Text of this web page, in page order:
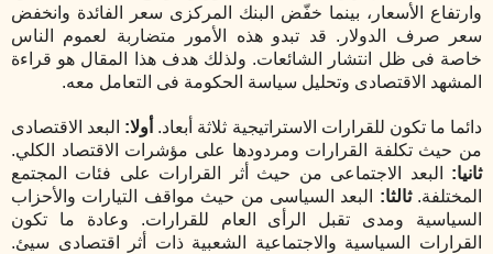
وارتفاع الأسعار، بينما خفّض البنك المركزى سعر الفائدة وانخفض
سعر صرف الدولار. قد تبدو هذه الأمور متضاربة لعموم الناس
خاصة فى ظل انتشار الشائعات. ولذلك هدف هذا المقال هو قراءة
المشهد الاقتصادى وتحليل سياسة الحكومة فى التعامل معه.
دائما ما تكون للقرارات الاستراتيجية ثلاثة أبعاد. أولا: البعد الاقتصادى
من حيث تكلفة القرارات ومردودها على مؤشرات الاقتصاد الكلي.
ثانيا: البعد الاجتماعى من حيث أثر القرارات على فئات المجتمع
المختلفة. ثالثا:
البعد السياسى من حيث مواقف التيارات والأحزاب
السياسية ومدى تقبل الرأى العام للقرارات. وعادة ما تكون
القرارات السياسية والاجتماعية الشعبية ذات أثر اقتصادى سيئ.